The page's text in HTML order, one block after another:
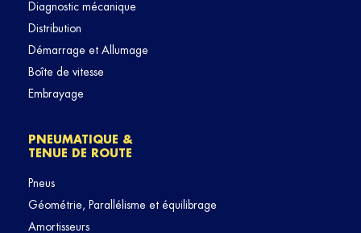
Diagnostic mécanique
Distribution
Démarrage et Allumage
Boîte de vitesse
Embrayage
PNEUMATIQUE &
TENUE DE ROUTE
Pneus
Géométrie, Parallélisme et équilibrage
Amortisseurs